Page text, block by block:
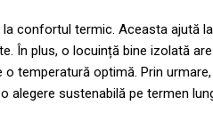
confortul termic. Aceasta ajută
În plus, o locuință bine izolată
temperatură optimă. Prin
alegere sustenabilă pe termen